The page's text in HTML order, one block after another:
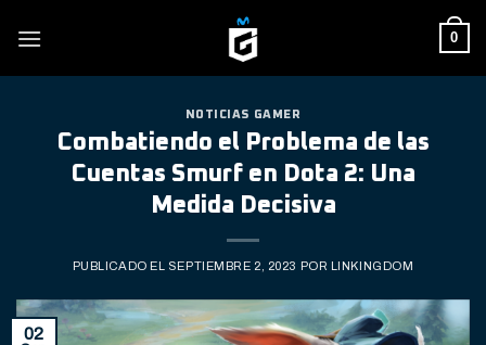
0
NOTICIAS GAMER
Combatiendo el Problema de las
Cuentas Smurf en Dota 2: Una
Medida Decisiva
PUBLICADO EL SEPTIEMBRE 2, 2023 POR LINKINGDOM
02